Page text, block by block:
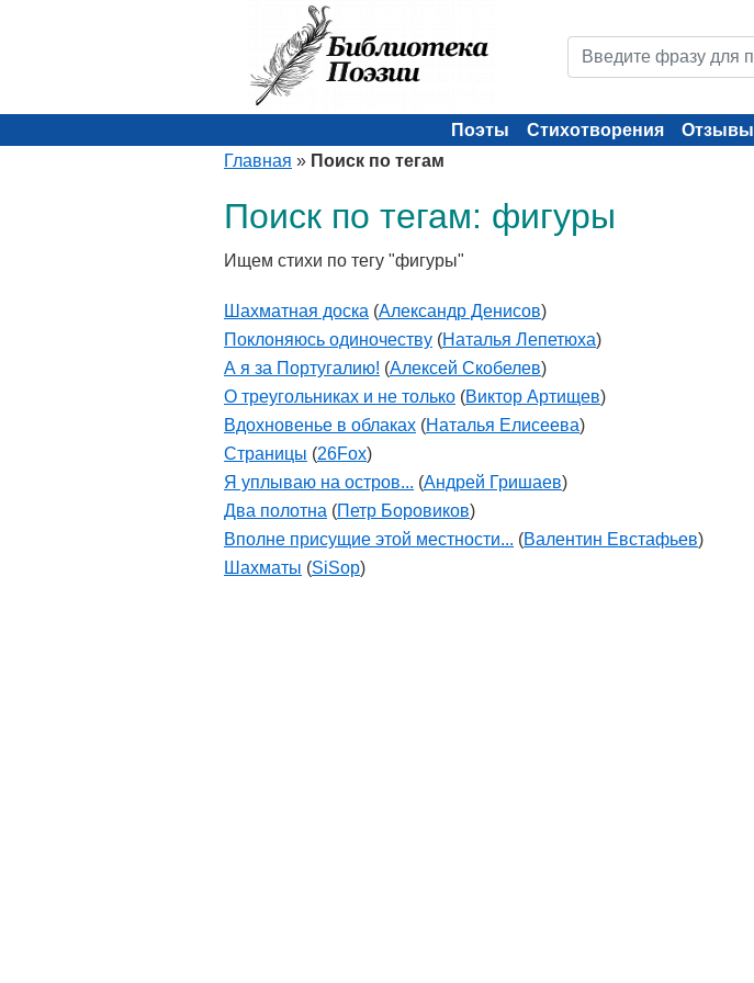
Поэты Стихотворения Отзывы
Главная » Поиск по тегам
Поиск по тегам: фигуры
Ищем стихи по тегу "фигуры"
Шахматная доска (Александр Денисов)
Поклоняюсь одиночеству (Наталья Лепетюха)
А я за Португалию! (Алексей Скобелев)
О треугольниках и не только (Виктор Артищев)
Вдохновенье в облаках (Наталья Елисеева)
Страницы (26Fox)
Я уплываю на остров... (Андрей Гришаев)
Два полотна (Петр Боровиков)
Вполне присущие этой местности... (Валентин Евстафьев)
Шахматы (SiSop)